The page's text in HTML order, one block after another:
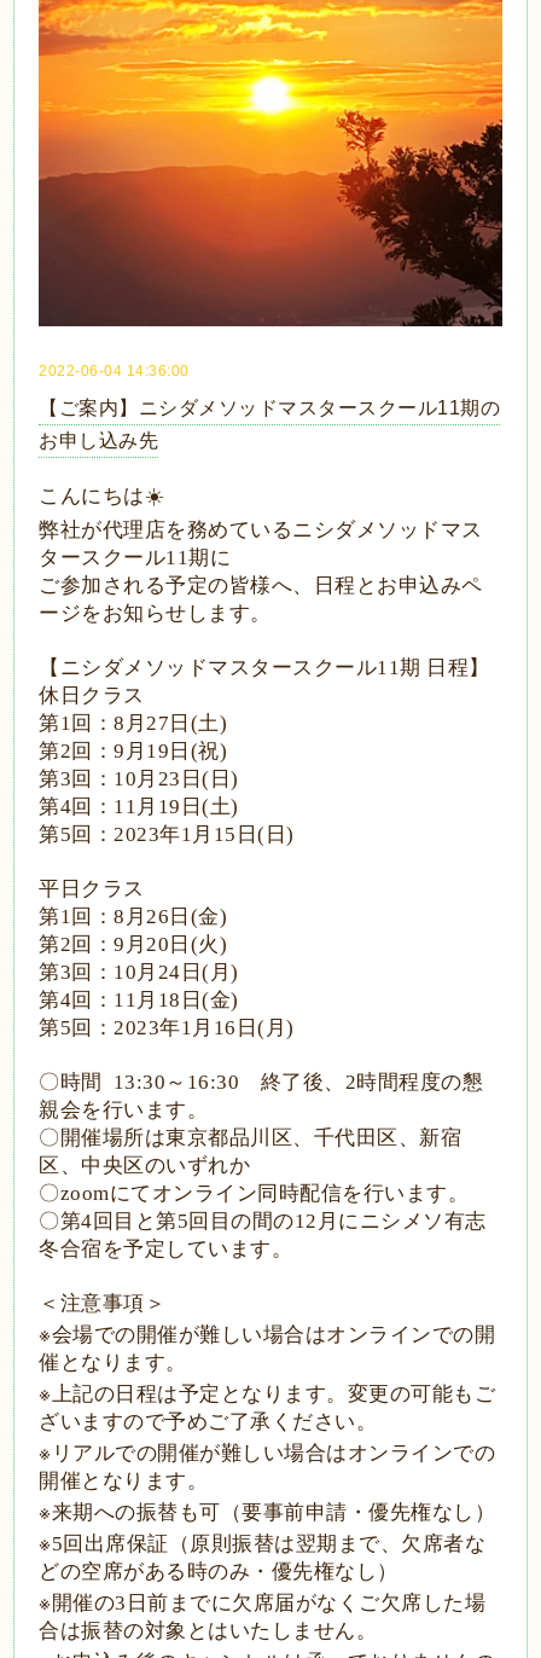
2022-06-04 14:36:00
【ご案内】ニシダメソッドマスタースクール11期の
お申し込み先
こんにちは☀️
弊社が代理店を務めているニシダメソッドマス
タースクール11期に
ご参加される予定の皆様へ、日程とお申込みペ
ージをお知らせします。
【ニシダメソッドマスタースクール11期 日程】
休日クラス
第1回：8 月27 日 (土)
第2回：9 月 19 日 (祝)
第3回： 10 月 23 日( 日)
第4回： 11 月 19 日(土)
第5回：2023年1 月 15 日( 日)
平日クラス
第1回：8 月26 日 (金)
第2回：9 月20 日 (火)
第3回： 10 月 24 日( 月)
第4回： 11 月 18 日(金)
第5回：2023年1 月 16 日( 月)
〇時間 13:30 ～ 16:30 終了後、 2時間程度の懇
親会を行います。
〇開催場所は東京都品川区、千代田区、新宿
区、中央区のいずれか
〇zoomにてオンライン同時配信を行います。
〇第4回目と第5回目の間の12 月にニシメソ有志
冬合宿を予定しています。
＜注意事項＞
※会場での開催が難しい場合はオンラインでの開
催となります。
※上記の日程は予定となります。変更の可能もご
ざいますので予めご了承ください。
※ リアルでの開催が難しい場合はオンラインでの
開催となります。
※来期への振替も可（要事前申請・優先権なし）
※5回出席保証（原則振替は翌期まで、欠席者な
どの空席がある時のみ・優先権なし）
※ 開催の3 日前までに欠席届がなくご欠席した場
合は振替の対象とはいたしません。